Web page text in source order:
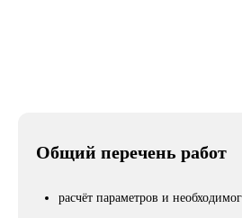
Общий перечень работ
расчёт параметров и